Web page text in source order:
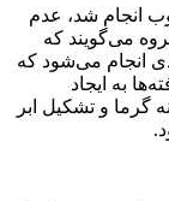
وب انجام شد، عدم
می‌گویند که
انجام می‌شود که
به ایجاد
و تشکیل ابر